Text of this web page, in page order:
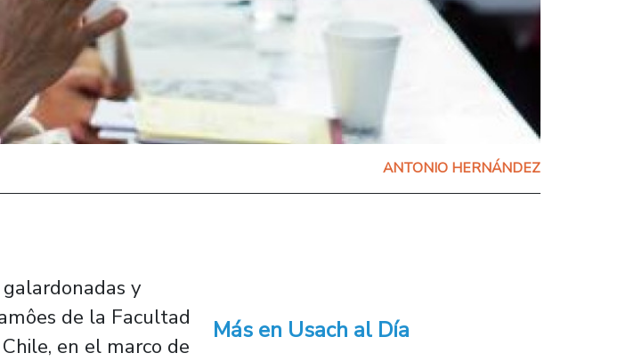
ANTONIO HERNÁNDEZ
y
de la Facultad
en el marco de
Más en Usach al Día